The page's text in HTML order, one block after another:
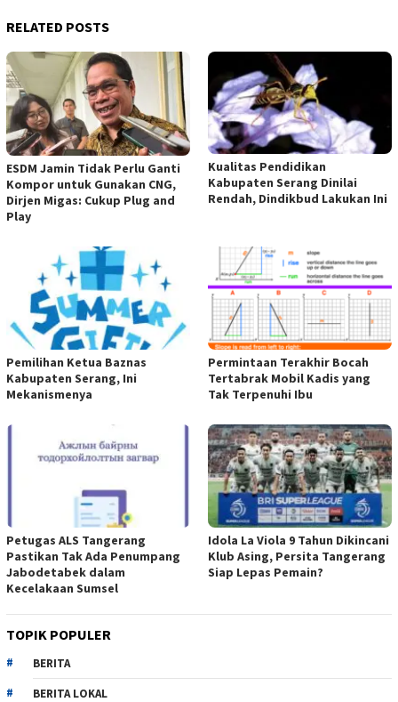
RELATED POSTS
ESDM Jamin Tidak Perlu Ganti
Kompor untuk Gunakan CNG,
Dirjen Migas: Cukup Plug and
Play
Kualitas Pendidikan
Kabupaten Serang Dinilai
Rendah, Dindikbud Lakukan Ini
Pemilihan Ketua Baznas
Kabupaten Serang, Ini
Mekanismenya
Permintaan Terakhir Bocah
Tertabrak Mobil Kadis yang
Tak Terpenuhi Ibu
Petugas ALS Tangerang
Pastikan Tak Ada Penumpang
Jabodetabek dalam
Kecelakaan Sumsel
Idola La Viola 9 Tahun Dikincani
Klub Asing, Persita Tangerang
Siap Lepas Pemain?
TOPIK POPULER
BERITA
BERITA LOKAL